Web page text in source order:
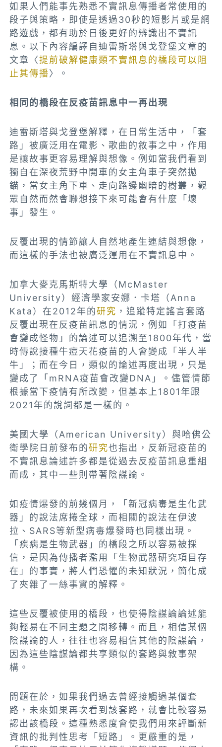
如果人們能事先熟悉不實訊息傳播者常使用的
段子與策略，即使是透過30秒的短影片或是網
路遊戲，都有助於日後更好的辨識出不實訊
息。以下內容編譯自迪雷斯塔與戈登堡文章的
文章〈提前破解健康類不實訊息的橋段可以阻
止其傳播〉。
相同的橋段在反疫苗訊息中一再出現
迪雷斯塔與戈登堡解釋，在日常生活中，「套
路」被廣泛用在電影、歌曲的敘事之中，作用
是讓故事更容易理解與想像。例如當我們看到
獨自在深夜荒野中開車的女主角車子突然拋
錨，當女主角下車、走向路邊幽暗的樹叢，觀
眾自然而然會聯想接下來可能會有什麼「壞
事」發生。
反覆出現的情節讓人自然地產生連結與想像，
而這樣的手法也被廣泛運用在不實訊息中。
加拿大麥克馬斯特大學（McMaster
University）經濟學家安娜．卡塔（Anna
Kata）在2012年的研究 ，追蹤特定謠言套路
反覆出現在反疫苗訊息的情況，例如「打疫苗
會變成怪物」的論述可以追溯至1800年代，當
時傳說接種牛痘天花疫苗的人會變成「半人半
牛」；而在今日，類似的論述再度出現，只是
變成了「mRNA疫苗會改變DNA」。儘管情節
根據當下疫情有所改變，但基本上1801年跟
2021年的說詞都是一樣的。
美國大學（American University）與哈佛公
衛學院日前發布的研究也指出，反新冠疫苗的
不實訊息論述許多都是從過去反疫苗訊息重組
而成，其中一些則帶著陰謀論。
如疫情爆發的前幾個月，「新冠病毒是生化武
器」的說法席捲全球，而相關的說法在伊波
拉、SARS等新型病毒爆發時也同樣出現。
「疾病是生物武器」的橋段之所以容易被採
信，是因為傳播者濫用「生物武器研究項目存
在」的事實，將人們恐懼的未知狀況，簡化成
了夾雜了一絲事實的解釋。
這些反覆被使用的橋段，也使得陰謀論論述能
夠輕易在不同主題之間移轉。而且，相信某個
陰謀論的人，往往也容易相信其他的陰謀論，
因為這些陰謀論都共享類似的套路與敘事架
構。
問題在於，如果我們過去曾經接觸過某個套
路，未來如果再次看到該套路，就會比較容易
認出該橋段。這種熟悉度會使我們用來評斷新
資訊的批判性思考「短路」。更嚴重的是，